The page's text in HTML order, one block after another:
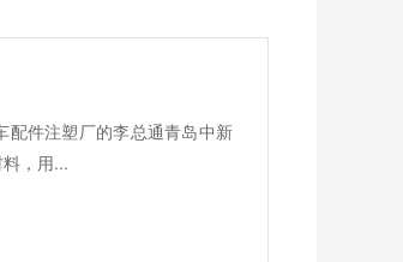
配件注塑厂的李总通青岛中新
，用...